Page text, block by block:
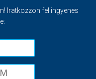
Iratkozzon fel ingyenes